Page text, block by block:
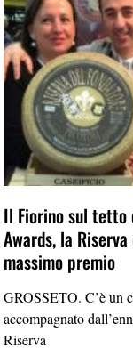
Il Fiorino sul tetto
Awards, la
massimo premio
GROSSETO. C’è un
accompagnato
Riserva